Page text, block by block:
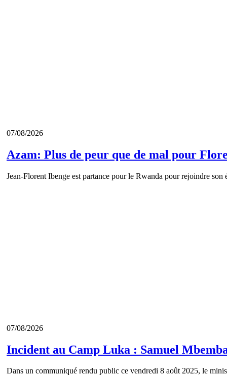
07/08/2026
Azam: Plus de peur que de mal pour
Jean-Florent Ibenge est partance pour le Rwanda pour rejoindre
07/08/2026
Incident au Camp Luka : Samuel
Dans un communiqué rendu public ce vendredi 8 août 2025, le